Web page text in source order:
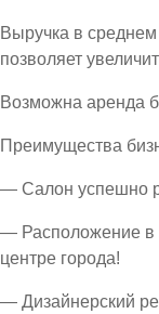
Выручка в
позволяет
Возможна аренда
Преимущества
— Салон успешно
— Расположение в
центре города!
— Дизайнерский